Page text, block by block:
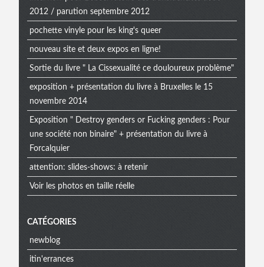
2012 / parution septembre 2012
pochette vinyle pour les king's queer
nouveau site et deux expos en ligne!
Sortie du livre " La Cissexualité ce douloureux problème"
exposition + présentation du livre à Bruxelles le 15
novembre 2014
Exposition " Destroy genders or Fucking genders : Pour
une société non binaire" + présentation du livre à
Forcalquier
attention: slides-shows: à retenir
Voir les photos en taille réelle
CATÉGORIES
newblog
itin'errances